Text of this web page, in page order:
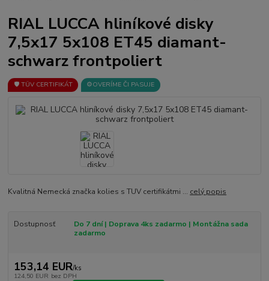
RIAL LUCCA hliníkové disky
7,5x17 5x108 ET45 diamant-
schwarz frontpoliert
🛡️ TÜV CERTIFIKÁT ⚙️OVERÍME ČI PASUJE
Kvalitná Nemecká značka kolies s TUV certifikátmi ... celý popis
Dostupnosť
Do 7 dní | Doprava 4ks zadarmo | Montážna sada
zadarmo
153,14 EUR/ks
124,50 EUR bez DPH